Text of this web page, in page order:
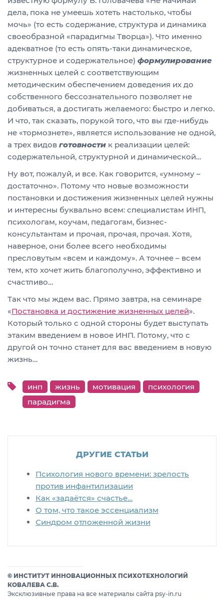
дела, пока не умеешь хотеть настолько, чтобы
мочь» (то есть содержание, структура и динамика
своеобразной «парадигмы Творца»). Что именно
адекватное (то есть опять-таки динамическое,
структурное и содержательное) формулирование
жизненных целей с соответствующим
методическим обеспечением доведения их до
собственного бессознательного позволяет не
добиваться, а достигать желаемого: быстро и легко.
И что, так сказать, порукой того, что вы где-нибудь
не «тормознете», является использование не одной,
а трех видов готовности к реализации целей:
содержательной, структурной и динамической…
Ну вот, пожалуй, и все. Как говорится, «умному –
достаточно». Потому что новые возможности
постановки и достижения жизненных целей нужны
и интересны буквально всем: специалистам ИНП,
психологам, коучам, педагогам, бизнес-
консультантам и прочая, прочая, прочая. Хотя,
наверное, они более всего необходимы
пресловутым «всем и каждому». А точнее – всем
тем, кто хочет жить благополучно, эффективно и
счастливо…
Так что мы ждем вас. Прямо завтра, на семинаре
«Постановка и достижение жизненных целей».
Который только с одной стороны будет выступать
этаким введением в новое ИНП. Потому, что с
другой он точно станет для вас введением в новую
жизнь…
инп жизнь мотивация
психология
парадигма
ДРУГИЕ СТАТЬИ
Психология нового времени: зрелость
против инфантилизации
Как «задаётся» счастье…
О том, что такое эссенциализм
Синдром отложенной жизни
© ИНСТИТУТ ИННОВАЦИОННЫХ ПСИХОТЕХНОЛОГИЙ
КОВАЛЕВА С.В.
Эксклюзивные права на все материалы сайта psy-in.ru